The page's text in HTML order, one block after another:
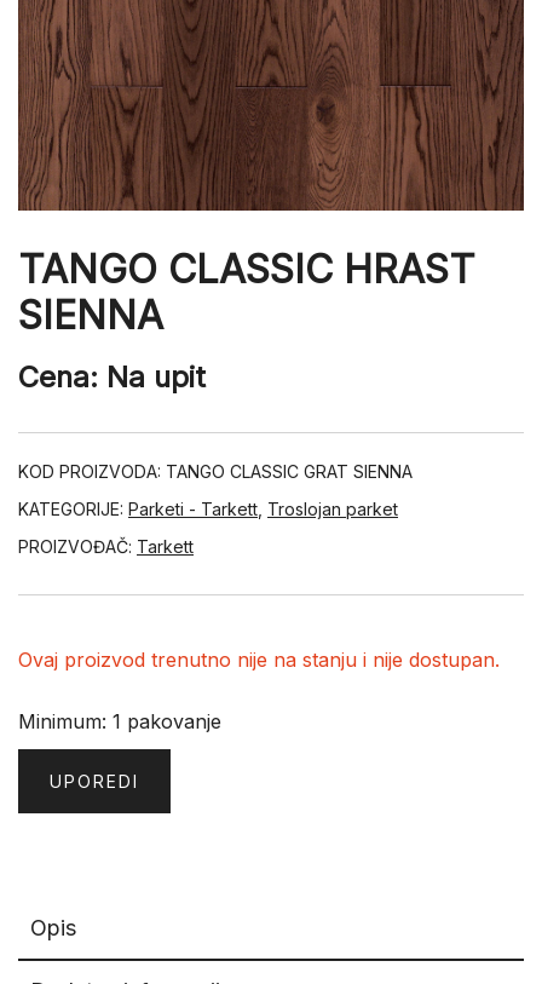
TANGO CLASSIC HRAST
SIENNA
Cena: Na upit
KOD PROIZVODA: TANGO CLASSIC GRAT SIENNA
KATEGORIJE: Parketi - Tarkett Troslojan parket
PROIZVOĐAČ: Tarkett
Ovaj proizvod trenutno nije na stanju i nije dostupan.
Minimum: 1 pakovanje
UPOREDI
Opis